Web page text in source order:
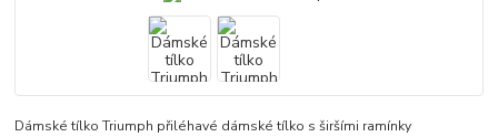
Dámské tílko Triumph přiléhavé dámské tílko s širšími ramínky